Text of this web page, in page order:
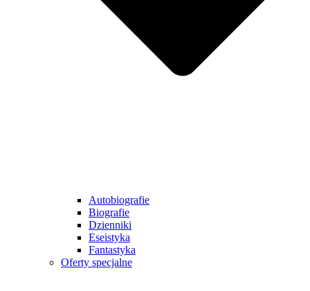
Autobiografie
Biografie
Dzienniki
Eseistyka
Fantastyka
Oferty specjalne